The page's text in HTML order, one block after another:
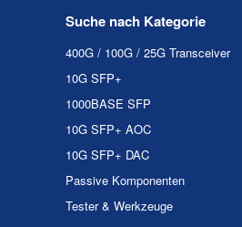
Suche nach Kategorie
400G / 100G / 25G Transceiver
10G SFP+
1000BASE SFP
10G SFP+ AOC
10G SFP+ DAC
Passive Komponenten
Tester & Werkzeuge